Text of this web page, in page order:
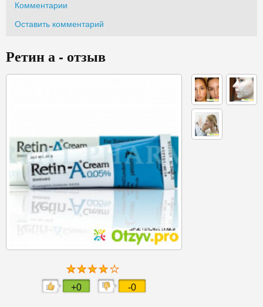
Комментарии
Оставить комментарий
Ретин а - отзыв
+0 -0